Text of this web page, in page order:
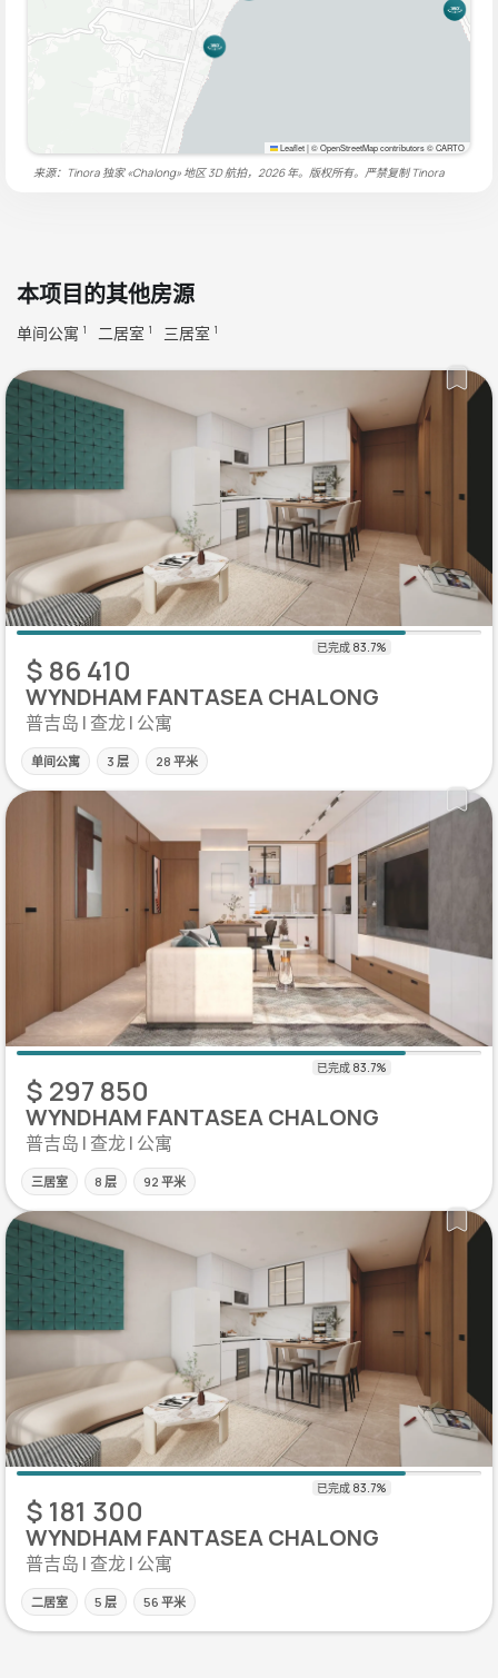
Leaflet|© OpenStreetMap contributors © CARTO
来源：Tinora 独家 «Chalong» 地区 3D 航拍，2026 年。版权所有。严禁复制Tinora
本项目的其他房源
单间公寓 1 二居室 1 三居室 1
$ 86 410
WYNDHAM FANTASEA CHALONG
普吉岛 | 查龙 | 公寓
单间公寓 3 层 28 平米
$ 297 850
WYNDHAM FANTASEA CHALONG
普吉岛 | 查龙 | 公寓
三居室 8 层 92 平米
$ 181 300
WYNDHAM FANTASEA CHALONG
普吉岛 | 查龙 | 公寓
二居室 5 层 56 平米